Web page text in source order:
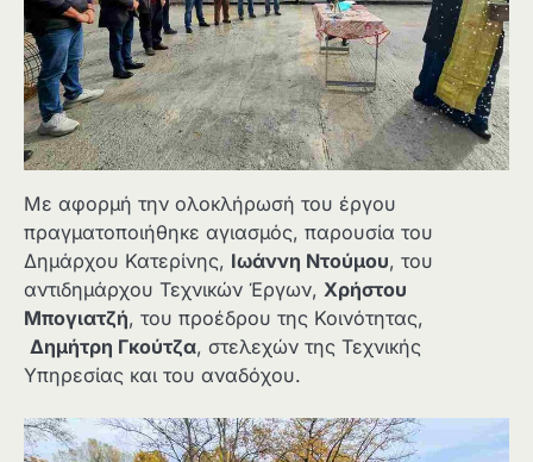
Με αφορμή την ολοκλήρωσή του έργου
πραγματοποιήθηκε αγιασμός, παρουσία του
Δημάρχου Κατερίνης, Ιωάννη Ντούμου, του
αντιδημάρχου Τεχνικών Έργων, Χρήστου
Μπογιατζή, του προέδρου της Κοινότητας,
Δημήτρη Γκούτζα, στελεχών της Τεχνικής
Υπηρεσίας και του αναδόχου.